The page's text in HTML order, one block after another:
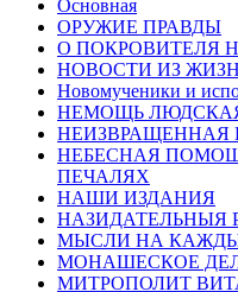
Основная
ОРУЖИЕ ПРАВДЫ
О ПОКРОВИТЕЛЯ
НОВОСТИ ИЗ
Новомученики и
НЕМОЩЬ
НЕИЗВРАЩЕННАЯ
НЕБЕСНАЯ
ПЕЧАЛЯХ
НАШИ ИЗДАНИЯ
НАЗИДАТЕЛЬНЫЯ
МЫСЛИ НА
МОНАШЕСКОЕ
МИТРОПОЛИТ